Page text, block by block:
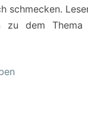
schmecken.
zu dem Thema